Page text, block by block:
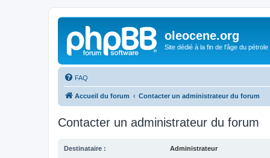
oleocene.org
Site dédié à la fin de l'âge du pétrole
FAQ
Accueil du forum Contacter un administrateur du forum
Contacter un administrateur du forum
Destinataire : Administrateur